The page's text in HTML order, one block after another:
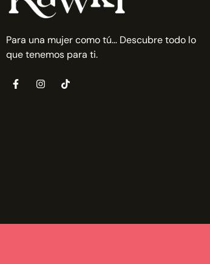
Para una mujer como tú… Descubre todo lo
que tenemos para ti.